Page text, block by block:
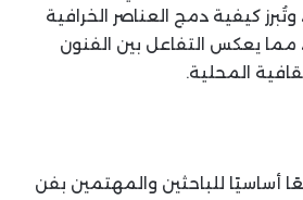
وتُبرز كيفية دمج العناصر الخرافية
مما يعكس التفاعل بين الفنون
المحلية.
أساسيًا للباحثين والمهتمين بفن